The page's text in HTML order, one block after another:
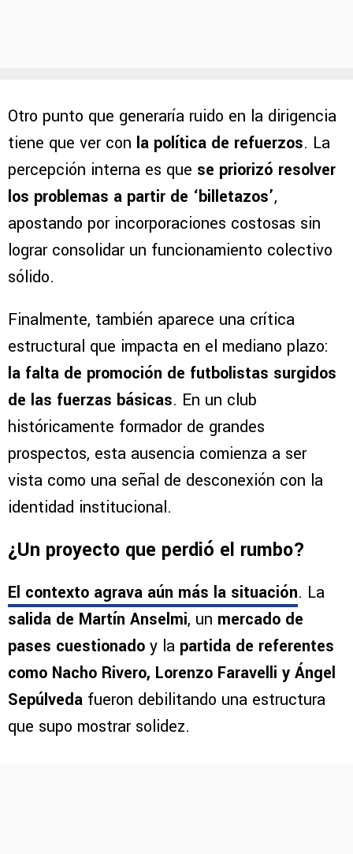
Otro punto que generaría ruido en la dirigencia
tiene que ver con la política de refuerzos. La
percepción interna es que se priorizó resolver
los problemas a partir de ‘billetazos’,
apostando por incorporaciones costosas sin
lograr consolidar un funcionamiento colectivo
sólido.
Finalmente, también aparece una crítica
estructural que impacta en el mediano plazo:
la falta de promoción de futbolistas surgidos
de las fuerzas básicas. En un club
históricamente formador de grandes
prospectos, esta ausencia comienza a ser
vista como una señal de desconexión con la
identidad institucional.
¿Un proyecto que perdió el rumbo?
El contexto agrava aún más la situación. La
salida de Martín Anselmi, un mercado de
pases cuestionado y la partida de referentes
como Nacho Rivero, Lorenzo Faravelli y Ángel
Sepúlveda fueron debilitando una estructura
que supo mostrar solidez.